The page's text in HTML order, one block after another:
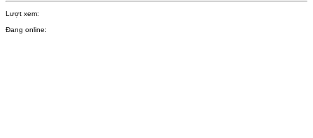
Lượt xem:
Đang online: